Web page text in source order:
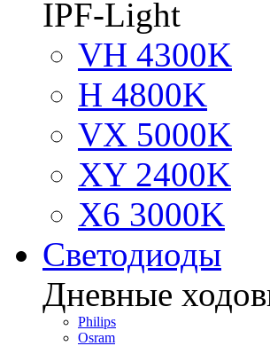
IPF-Light
VH 4300K
H 4800K
VX 5000K
XY 2400K
X6 3000K
Светодиоды
Дневные
Philips
Osram